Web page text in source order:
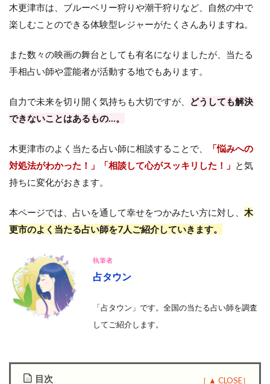
木更津市は、ブルーベリー狩りや潮干狩りなど、自然の中で
楽しむことのできる体験型レジャーがたくさんありますね。
また数々の映画の舞台としても有名になりましたが、当たる
手相占い師や霊能者が活動する地でもあります。
自力で未来を切り開く気持ちも大切ですが、
どうしても解決
できないことはあるもの…。
木更津市のよく当たる占い師に相談することで、
「悩みへの
対処法がわかった！」「相談して心がスッキリした！」 と気
持ちに変化がおきます。
本ページでは、占いを通して幸せをつかみたい方に対し、 木
更市のよく当たる占い師を7人ご紹介していきます。
執筆者
占タウン
「占タウン」です。全国の当たる占い師を調査
してご紹介します。
目次